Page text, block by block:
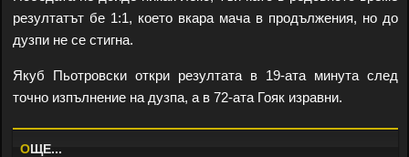
резултатът бе 1:1, което вкара мача в продължения, но до
дузпи не се стигна.
Якуб Пьотровски откри резултата в 19-ата минута след
точно изпълнение на дузпа, а в 72-ата Гояк изравни.
OЩЕ...